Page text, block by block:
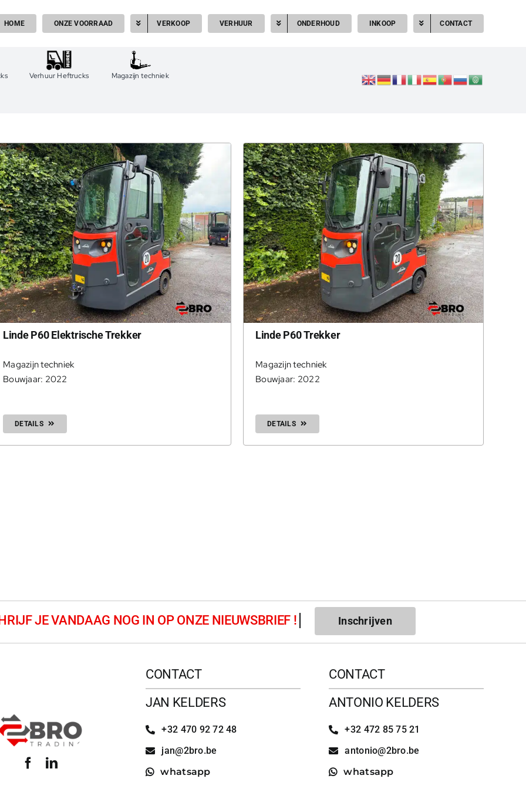
HOME ONZE VOORRAAD VERKOOP VERHUUR ONDERHOUD INKOOP CONTACT
Verhuur Heftrucks Magazijn techniek
Linde P60 Elektrische Trekker
Magazijn techniek
Bouwjaar: 2022
DETAILS
Linde P60 Trekker
Magazijn techniek
Bouwjaar: 2022
DETAILS
Inschrijven
CONTACT
JAN KELDERS
+32 470 92 72 48
jan@2bro.be
whatsapp
CONTACT
ANTONIO KELDERS
+32 472 85 75 21
antonio@2bro.be
whatsapp